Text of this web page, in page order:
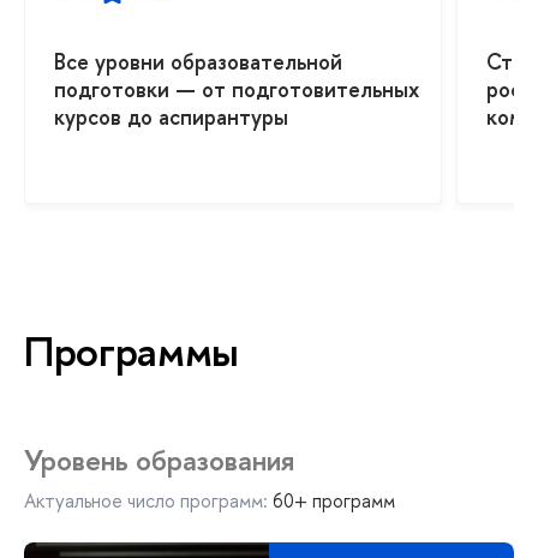
Все уровни образовательной
подготовки — от подготовительных
курсов до аспирантуры
Программы
Уровень образования
Актуальное число программ: 60+ программ